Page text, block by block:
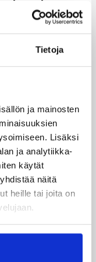
Tietoja
ja mainosten
Lisäksi
ja analytiikka-
käytät
näitä
heille tai joita on
joissa
ovat
maanantaina
MM-
MM-